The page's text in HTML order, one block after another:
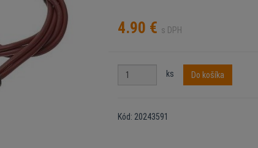
4.90 € s DPH
ks Do košíka
Kód: 20243591